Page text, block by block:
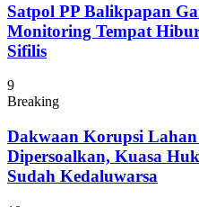
Satpol PP Balikpapan
Monitoring Tempat
Sifilis
9
Breaking
Dakwaan Korupsi
Dipersoalkan, Kuasa
Sudah Kedaluwarsa